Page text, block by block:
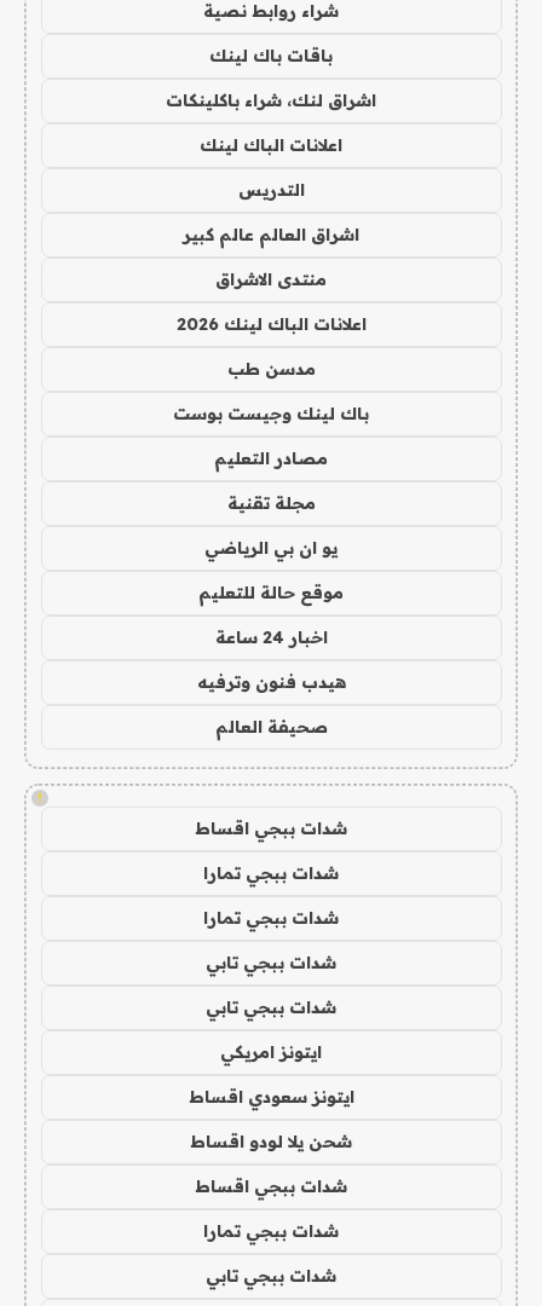
شراء روابط نصية
باقات باك لينك
اشراق لنك، شراء باكلينكات
اعلانات الباك لينك
التدريس
اشراق العالم عالم كبير
منتدى الاشراق
اعلانات الباك لينك 2026
مدسن طب
باك لينك وجيست بوست
مصادر التعليم
مجلة تقنية
يو ان بي الرياضي
موقع حالة للتعليم
اخبار 24 ساعة
هيدب فنون وترفيه
صحيفة العالم
!
شدات ببجي اقساط
شدات ببجي تمارا
شدات ببجي تمارا
شدات ببجي تابي
شدات ببجي تابي
ايتونز امريكي
ايتونز سعودي اقساط
شحن يلا لودو اقساط
شدات ببجي اقساط
شدات ببجي تمارا
شدات ببجي تابي